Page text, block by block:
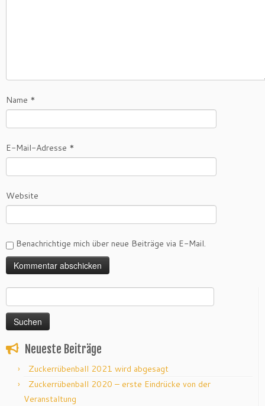
Name *
E-Mail-Adresse *
Website
Benachrichtige mich über neue Beiträge via E-Mail.
nach:
Neueste Beiträge
Zuckerrübenball 2021 wird abgesagt
Zuckerrübenball 2020 – erste Eindrücke von der
Veranstaltung